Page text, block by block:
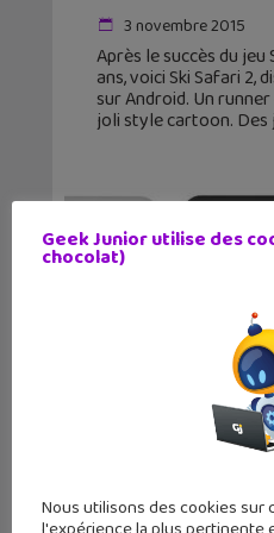
3 novembre 2015
Après le succès du
ans, voici Ski Safari 2,
sur Android. Un
joli style cartoon. Des
Le Nexus 5X de
Geek Junior utilise des
chocolat)
Nous utilisons des cookies